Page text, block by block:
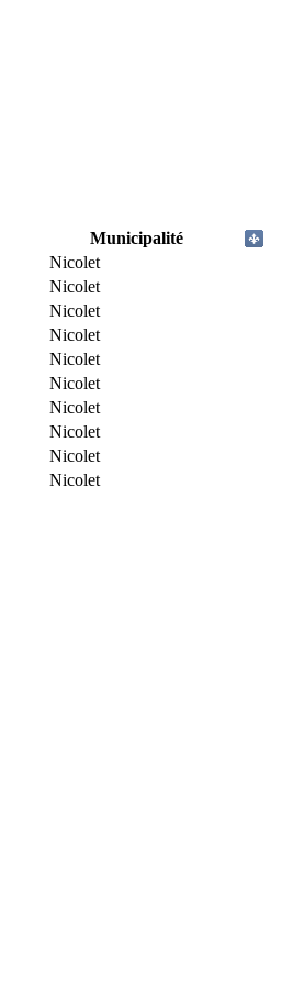
Municipalité
Nicolet
Nicolet
Nicolet
Nicolet
Nicolet
Nicolet
Nicolet
Nicolet
Nicolet
Nicolet